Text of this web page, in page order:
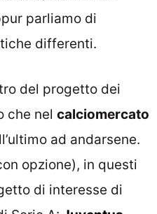
parliamo di
differenti.
del progetto dei
che nel calciomercato
ad andarsene.
opzione), in questi
di interesse di